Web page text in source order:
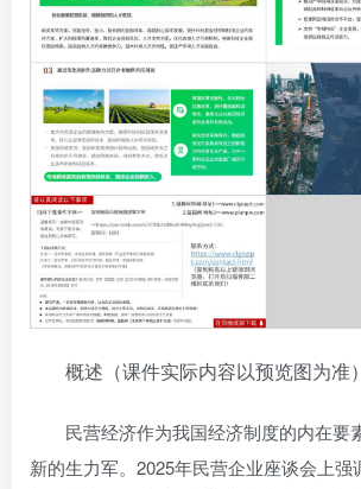
概述（课件实际内容以预览图为准
民营经济作为我国经济制度的内在要
新的生力军。2025年民营企业座谈会上强